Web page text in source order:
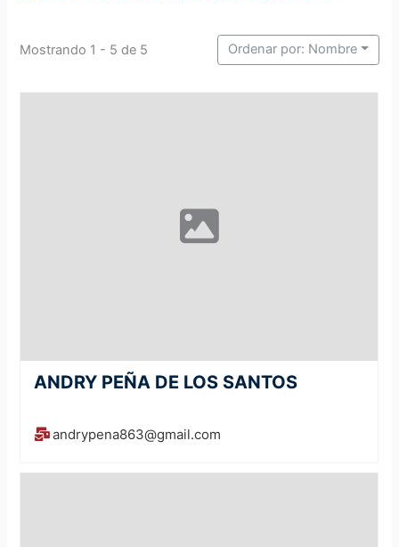
Mostrando 1 - 5 de 5 Ordenar por: Nombre
ANDRY PEÑA DE LOS SANTOS
andrypena863@gmail.com